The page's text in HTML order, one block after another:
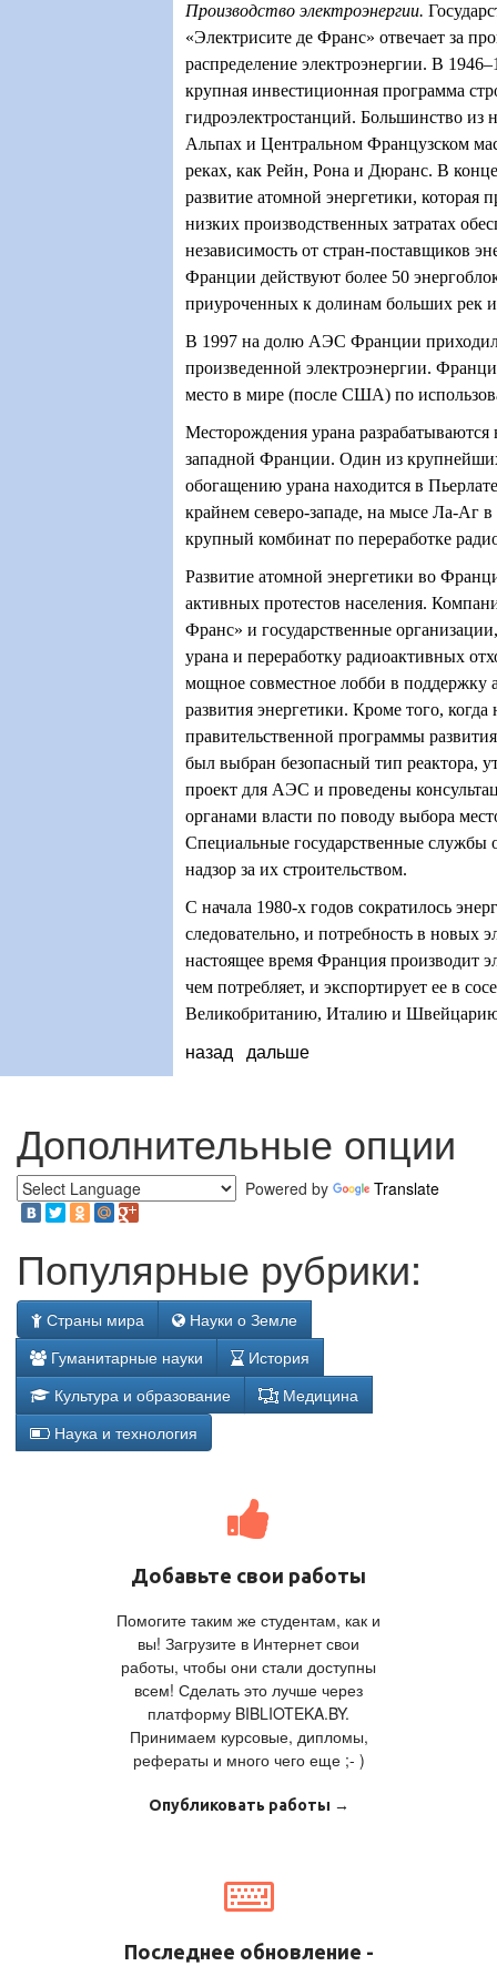
Производство электроэнергии.
«Электрисите де Франс» отвечает за
распределение электроэнергии. В
крупная инвестиционная программа
гидроэлектростанций. Большинство из
Альпах и Центральном Французском
реках, как Рейн, Рона и Дюранс. В
развитие атомной энергетики, которая
низких производственных затратах
независимость от стран-поставщиков
Франции действуют более 50
приуроченных к долинам больших рек
В 1997 на долю АЭС Франции
произведенной электроэнергии.
место в мире (после США) по
Месторождения урана разрабатываются
западной Франции. Один из
обогащению урана находится в
крайнем северо-западе, на мысе Ла-Аг
крупный комбинат по переработке
Развитие атомной энергетики во
активных протестов населения.
Франс» и государственные
урана и переработку радиоактивных
мощное совместное лобби в поддержку
развития энергетики. Кроме того, когда
правительственной программы
был выбран безопасный тип реактора,
проект для АЭС и проведены
органами власти по поводу выбора
Специальные государственные службы
надзор за их строительством.
С начала 1980-х годов сократилось
следовательно, и потребность в новых
настоящее время Франция производит
чем потребляет, и экспортирует ее в
Великобританию, Италию и
назад дальше
Дополнительные опции
Powered by Translate
Популярные рубрики:
Страны мира
Науки о Земле
Гуманитарные науки
История
Культура и образование
Медицина
Наука и технология
Добавьте свои работы
Помогите таким же студентам, как и
вы! Загрузите в Интернет свои
работы, чтобы они стали доступны
всем! Сделать это лучше через
платформу BIBLIOTEKA.BY.
Принимаем курсовые, дипломы,
рефераты и много чего еще ;- )
Опубликовать работы →
Последнее обновление -